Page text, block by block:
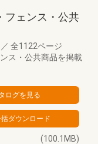
フェンス・公共
／ 全1122ページ
ス・公共商品を掲載
(100.1MB)